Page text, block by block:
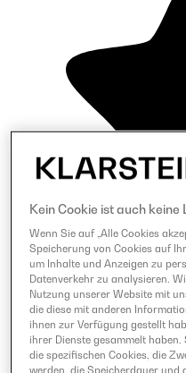
Kein Cookie ist auch keine
Wenn Sie auf „Alle Cookies
Speicherung von Cookies auf
um Inhalte und Anzeigen zu
Datenverkehr zu analysieren.
Nutzung unserer Website mit
die diese mit anderen
ihnen zur Verfügung gestellt
ihrer Dienste gesammelt
die spezifischen Cookies, die
werden, die Speicherdauer und